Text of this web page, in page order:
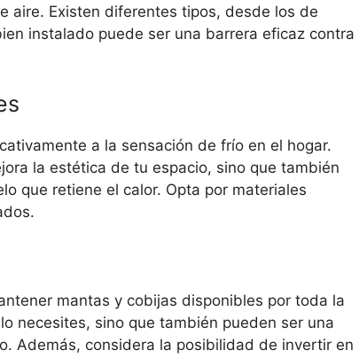
aire. Existen diferentes tipos, desde los de
instalado puede ser una barrera eficaz contra
a la sensación de frío en el hogar.
la estética de tu espacio, sino que también
que retiene el calor. Opta por materiales
mantas y cobijas disponibles por toda la
necesites, sino que también pueden ser una
Además, considera la posibilidad de invertir en